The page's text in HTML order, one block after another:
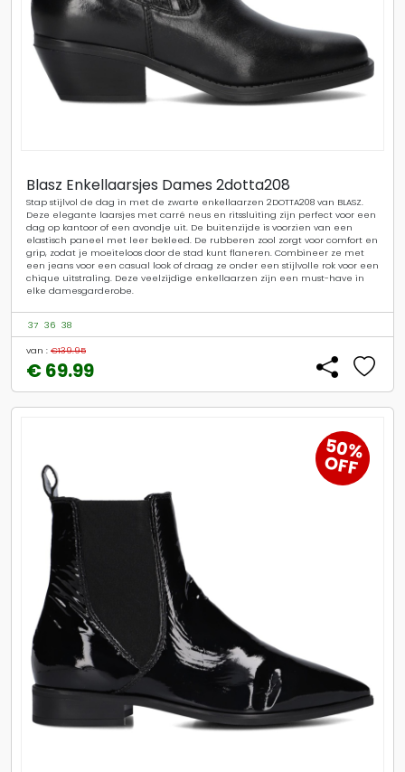
Blasz Enkellaarsjes Dames 2dotta208
Stap stijlvol de dag in met de zwarte enkellaarzen 2DOTTA208 van BLASZ.
Deze elegante laarsjes met carré neus en ritssluiting zijn perfect voor een
dag op kantoor of een avondje uit. De buitenzijde is voorzien van een
elastisch paneel met leer bekleed. De rubberen zool zorgt voor comfort en
grip, zodat je moeiteloos door de stad kunt flaneren. Combineer ze met
een jeans voor een casual look of draag ze onder een stijlvolle rok voor een
chique uitstraling. Deze veelzijdige enkellaarzen zijn een must-have in
elke damesgarderobe.
37 36 38
van : €139.95
€ 69.99
50%
OFF